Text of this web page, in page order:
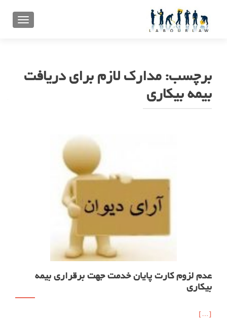
تعویض
برچسب:مدارک لازم برای دریافت
بیمه بیکاری
ﻋﺪﻡ لزوم ﮐﺎﺭﺕ ﭘﺎﯾﺎﻥ ﺧﺪﻣﺖ ﺟﻬﺖ ﺑﺮﻗﺮﺍﺭی ﺑﻴﻤﻪ
ﺑﻴﮑﺎﺭی
[…]